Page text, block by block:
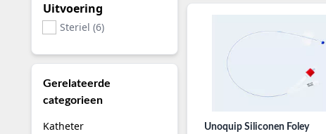
Uitvoering
Steriel (6)
Gerelateerde
categorieen
Katheter
Unoquip Siliconen Foley